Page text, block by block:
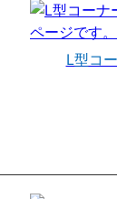
L型コ